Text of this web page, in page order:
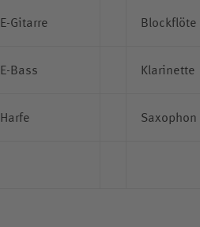
E-Gitarre Blockflöte
E-Bass Klarinette
Harfe Saxophon